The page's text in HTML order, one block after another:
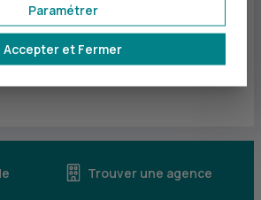
Trouver une agence
Accepter et Fermer
Paramétrer